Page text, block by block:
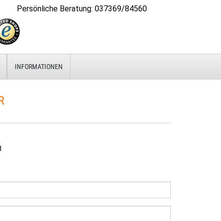
Persönliche Beratung: 037369/84560
INFORMATIONEN